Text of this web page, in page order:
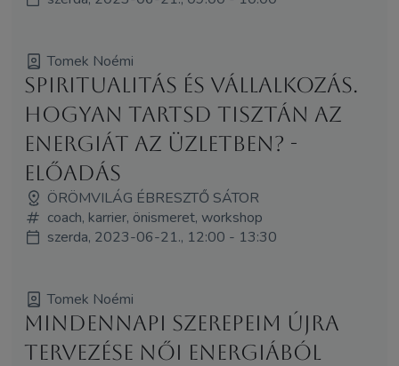
Tomek Noémi
Spiritualitás és vállalkozás.
Hogyan tartsd tisztán az
energiát az üzletben? -
előadás
ÖRÖMVILÁG ÉBRESZTŐ SÁTOR
coach, karrier, önismeret, workshop
szerda, 2023-06-21., 12:00 - 13:30
Tomek Noémi
Mindennapi szerepeim újra
tervezése női energiából